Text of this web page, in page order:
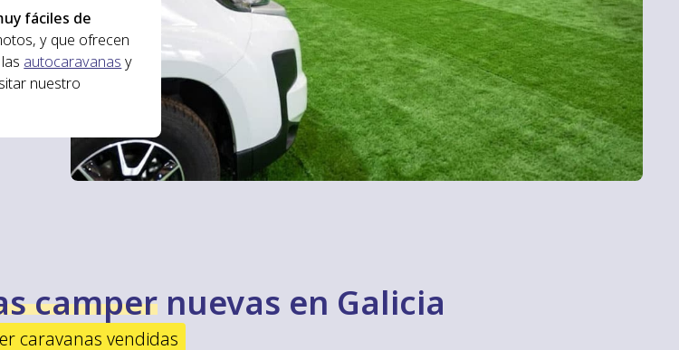
fáciles de
y que ofrecen
autocaravanas y
nuestro
campernuevas en Galicia
caravanas vendidas